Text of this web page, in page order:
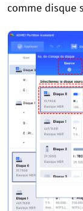
comme disque